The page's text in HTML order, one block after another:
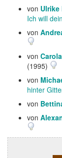
von Ulrike
Ich will
von
von
(1995)
von
hinter
von
von